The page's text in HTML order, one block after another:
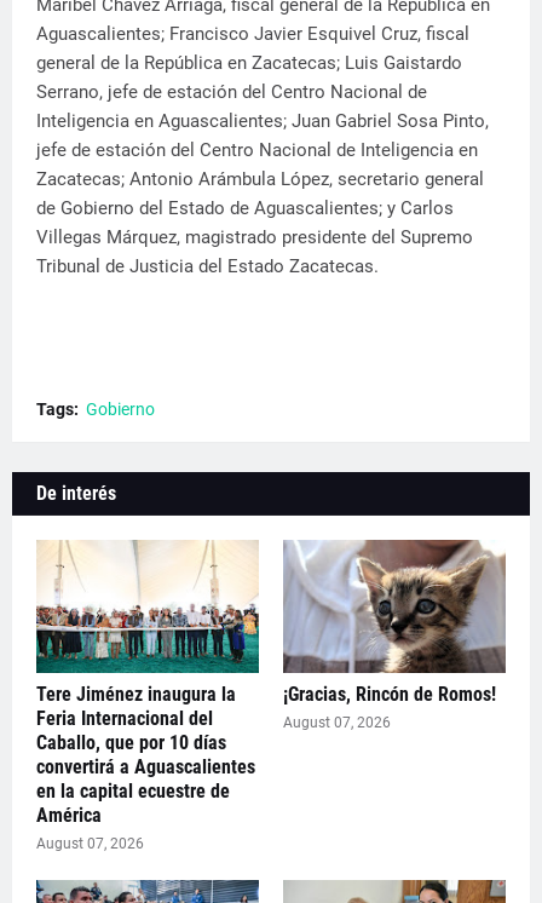
Maribel Chávez Arriaga, fiscal general de la República en
Aguascalientes; Francisco Javier Esquivel Cruz, fiscal
general de la República en Zacatecas; Luis Gaistardo
Serrano, jefe de estación del Centro Nacional de
Inteligencia en Aguascalientes; Juan Gabriel Sosa Pinto,
jefe de estación del Centro Nacional de Inteligencia en
Zacatecas; Antonio Arámbula López, secretario general
de Gobierno del Estado de Aguascalientes; y Carlos
Villegas Márquez, magistrado presidente del Supremo
Tribunal de Justicia del Estado Zacatecas.
Tags: Gobierno
De interés
Tere Jiménez inaugura la
Feria Internacional del
Caballo, que por 10 días
convertirá a Aguascalientes
en la capital ecuestre de
América
August 07, 2026
¡Gracias, Rincón de Romos!
August 07, 2026